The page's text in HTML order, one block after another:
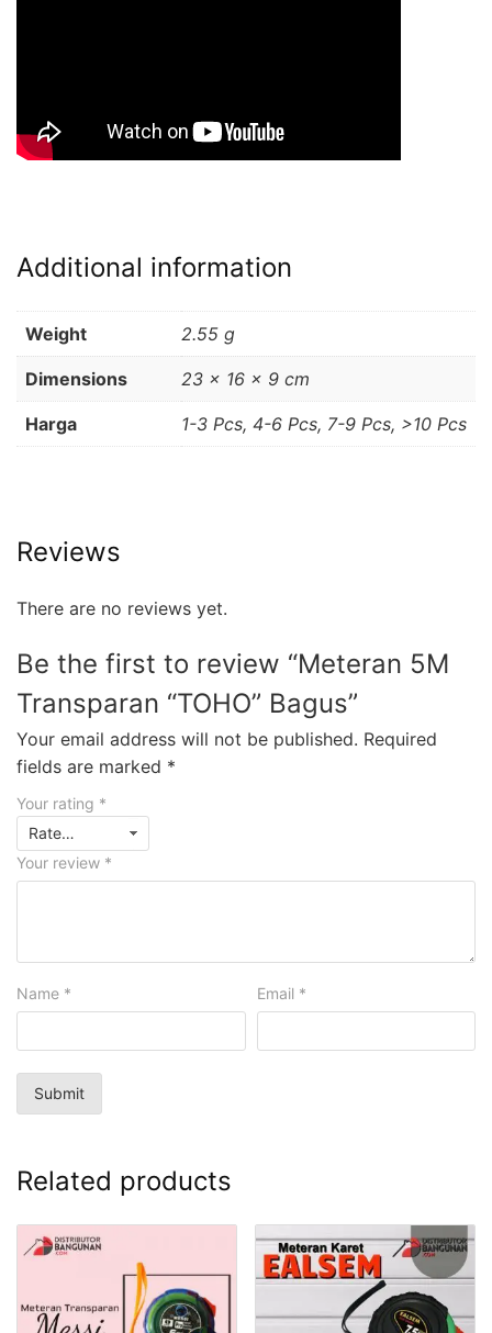
Additional information
Weight 2.55 g
Dimensions 23 × 16 × 9 cm
Harga 1-3 Pcs, 4-6 Pcs, 7-9 Pcs, >10 Pcs
Reviews
There are no reviews yet.
Be the first to review “Meteran 5M
Transparan “TOHO” Bagus”
Your email address will not be published. Required
fields are marked *
Your rating *
Your review *
Name * Email *
Related products